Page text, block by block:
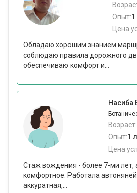
Опыт:1
Цена
Обладаю хорошим знанием
соблюдаю правила дорожного
обеспечиваю комфорт и...
Насиба
Возраст:
Опыт:1
Цена
Стаж вождения - более 7-ми лет,
комфортное. Работала
аккуратная,...